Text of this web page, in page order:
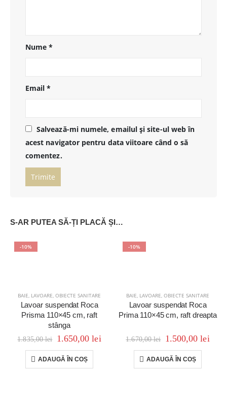
Nume*
Email*
Salvează-mi numele, emailul și site-ul web în
acest navigator pentru data viitoare când o să
comentez.
S-AR PUTEA SĂ-ȚI PLACĂ ȘI…
-10%
BAIE, LAVOARE, OBIECTE SANITARE
Lavoar suspendat Roca
Prisma 110×45 cm, raft
stânga
1.835,00lei 1.650,00lei
ADAUGĂ ÎN COȘ
-10%
BAIE, LAVOARE, OBIECTE SANITARE
Lavoar suspendat Roca
Prima 110×45 cm, raft dreapta
1.670,00lei 1.500,00lei
ADAUGĂ ÎN COȘ